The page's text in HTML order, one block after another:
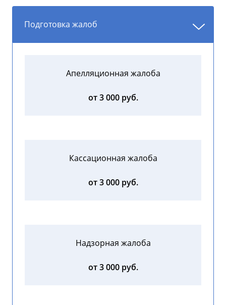
Подготовка жалоб
Апелляционная жалоба
от 3 000 руб.
Кассационная жалоба
от 3 000 руб.
Надзорная жалоба
от 3 000 руб.